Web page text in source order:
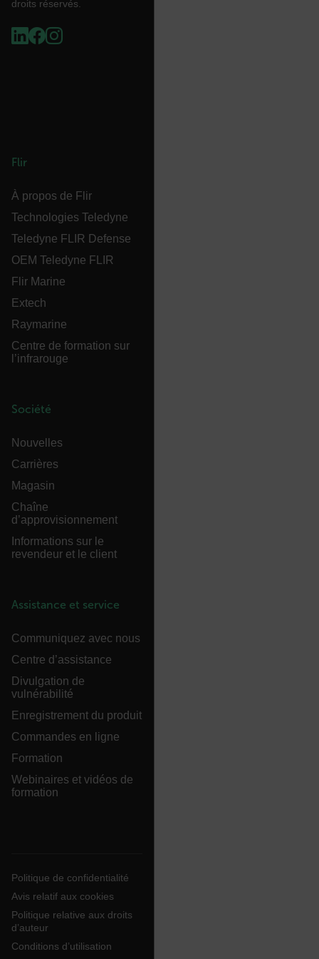
droits réservés.
Flir
À propos de Flir
Technologies Teledyne
Teledyne FLIR Defense
OEM Teledyne FLIR
Flir Marine
Extech
Raymarine
Centre de formation sur
l’infrarouge
Société
Nouvelles
Carrières
Magasin
Chaîne
d’approvisionnement
Informations sur le
revendeur et le client
Assistance et service
Communiquez avec nous
Centre d’assistance
Divulgation de
vulnérabilité
Enregistrement du produit
Commandes en ligne
Formation
Webinaires et vidéos de
formation
Politique de confidentialité
Avis relatif aux cookies
Politique relative aux droits
d’auteur
Conditions d’utilisation
__epiXSRF
.AspNetCore.Correlation.[-
FPID
atgRecSessionId
tdfdomain
.AspNetCore.Antiforgery.VyLW6ORzMgk